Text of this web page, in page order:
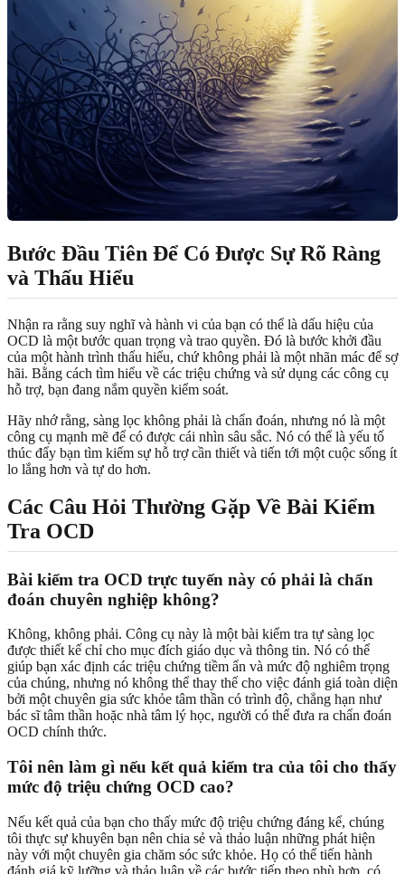
Bước Đầu Tiên Để Có Được Sự Rõ Ràng
và Thấu Hiểu
Nhận ra rằng suy nghĩ và hành vi của bạn có thể là dấu hiệu của
OCD là một bước quan trọng và trao quyền. Đó là bước khởi đầu
của một hành trình thấu hiểu, chứ không phải là một nhãn mác để sợ
hãi. Bằng cách tìm hiểu về các triệu chứng và sử dụng các công cụ
hỗ trợ, bạn đang nắm quyền kiểm soát.
Hãy nhớ rằng, sàng lọc không phải là chẩn đoán, nhưng nó là một
công cụ mạnh mẽ để có được cái nhìn sâu sắc. Nó có thể là yếu tố
thúc đẩy bạn tìm kiếm sự hỗ trợ cần thiết và tiến tới một cuộc sống ít
lo lắng hơn và tự do hơn.
Các Câu Hỏi Thường Gặp Về Bài Kiểm
Tra OCD
Bài kiểm tra OCD trực tuyến này có phải là chẩn
đoán chuyên nghiệp không?
Không, không phải. Công cụ này là một bài kiểm tra tự sàng lọc
được thiết kế chỉ cho mục đích giáo dục và thông tin. Nó có thể
giúp bạn xác định các triệu chứng tiềm ẩn và mức độ nghiêm trọng
của chúng, nhưng nó không thể thay thế cho việc đánh giá toàn diện
bởi một chuyên gia sức khỏe tâm thần có trình độ, chẳng hạn như
bác sĩ tâm thần hoặc nhà tâm lý học, người có thể đưa ra chẩn đoán
OCD chính thức.
Tôi nên làm gì nếu kết quả kiểm tra của tôi cho thấy
mức độ triệu chứng OCD cao?
Nếu kết quả của bạn cho thấy mức độ triệu chứng đáng kể, chúng
tôi thực sự khuyên bạn nên chia sẻ và thảo luận những phát hiện
này với một chuyên gia chăm sóc sức khỏe. Họ có thể tiến hành
đánh giá kỹ lưỡng và thảo luận về các bước tiếp theo phù hợp, có